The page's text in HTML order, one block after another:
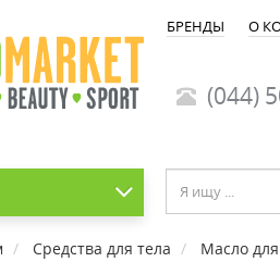
БРЕНДЫ О
(044)
Средства для тела Масло